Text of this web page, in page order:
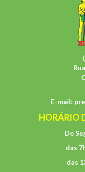
E-mail:
HORÁRIO
De
das
das